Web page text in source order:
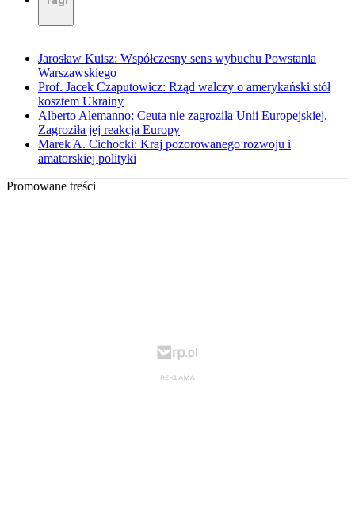
Jarosław Kuisz: Współczesny sens wybuchu Powstania
Warszawskiego
Prof. Jacek Czaputowicz: Rząd walczy o amerykański stół
kosztem Ukrainy
Alberto Alemanno: Ceuta nie zagroziła Unii Europejskiej.
Zagroziła jej reakcja Europy
Marek A. Cichocki: Kraj pozorowanego rozwoju i
amatorskiej polityki
Promowane treści